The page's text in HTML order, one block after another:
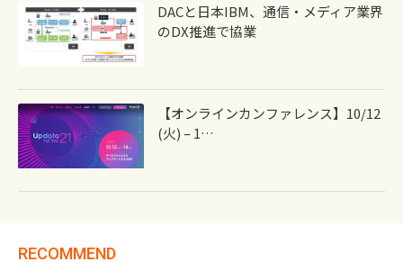
DACと日本IBM、通信・メディア業界
のDX推進で協業
【オンラインカンファレンス】10/12
(火) – 1…
RECOMMEND